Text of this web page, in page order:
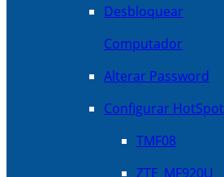
Desbloquear
Computador
Alterar Password
Configurar HotSpot
TMF08
ZTE_MF920U